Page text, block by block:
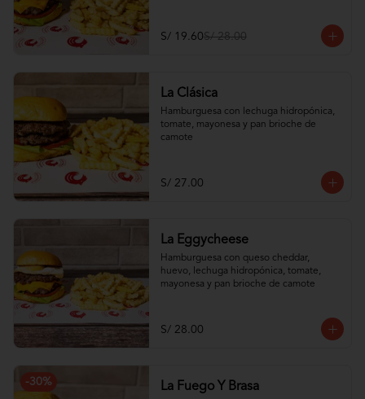
S/ 19.60S/ 28.00
La Clásica
Hamburguesa con lechuga hidropónica,
tomate, mayonesa y pan brioche de
camote
S/ 27.00
La Eggycheese
Hamburguesa con queso cheddar,
huevo, lechuga hidropónica, tomate,
mayonesa y pan brioche de camote
S/ 28.00
-30% La Fuego Y Brasa